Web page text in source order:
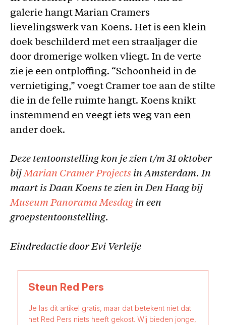
galerie hangt Marian Cramers
lievelingswerk van Koens. Het is een klein
doek beschilderd met een straaljager die
door dromerige wolken vliegt. In de verte
zie je een ontploffing. “Schoonheid in de
vernietiging,” voegt Cramer toe aan de stilte
die in de felle ruimte hangt. Koens knikt
instemmend en veegt iets weg van een
ander doek.
Deze tentoonstelling kon je zien t/m 31 oktober
bijMarian Cramer Projects in Amsterdam. In
maart is Daan Koens te zien in Den Haag bij
Museum Panorama Mesdagin een
groepstentoonstelling.
Eindredactie door Evi Verleije
Steun Red Pers
Je las dit artikel gratis, maar dat betekent niet dat
het Red Pers niets heeft gekost. Wij bieden jonge,